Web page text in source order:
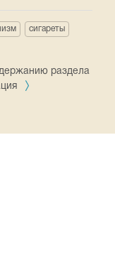
сигареты
раздела